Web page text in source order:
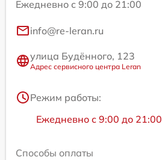
Ежедневно с 9:00 до 21:00
info@re-leran.ru
улица Будённого, 123
Адрес сервисного центра Leran
Режим работы:
Ежедневно с 9:00 до 21:00
Способы оплаты